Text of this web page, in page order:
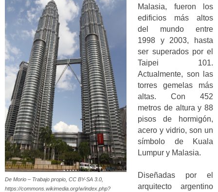
De Morio – Trabajo propio, CC BY-SA 3.0,
https://commons.wikimedia.org/w/index.php?
Malasia, fueron los
edificios más altos
del mundo entre
1998 y 2003, hasta
ser superados por el
Taipei 101.
Actualmente, son las
torres gemelas más
altas. Con 452
metros de altura y 88
pisos de hormigón,
acero y vidrio, son un
símbolo de Kuala
Lumpur y Malasia.
Diseñadas por el
arquitecto argentino